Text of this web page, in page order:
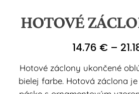
HOTOVÉ
14.76 € –
Hotové záclony ukončené
bielej farbe. Hotová záclona